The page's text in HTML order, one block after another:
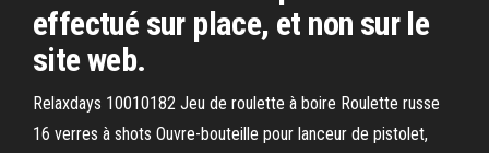
effectué sur place, et non sur le
site web.
Relaxdays 10010182 Jeu de roulette à boire Roulette russe
16 verres à shots Ouvre-bouteille pour lanceur de pistolet,